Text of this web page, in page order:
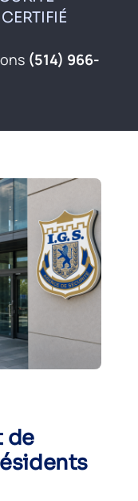
(514) 966-
de